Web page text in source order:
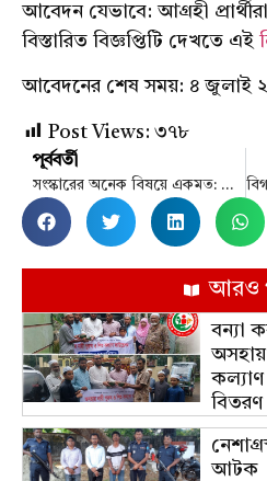
আবেদন যেভাবে: আগ্রহী
বিস্তারিত বিজ্ঞপ্তিটি দেখতে এই
আবেদনের শেষ সময়: ৪ জুলাই
Post Views: ৩৭৮
পূর্ববর্তী
সংস্কারের অনেক বিষয়ে একমত: মির্জা ফখরুল
আরও
বন্যা
কল্যাণ
বিতরণ
আটক